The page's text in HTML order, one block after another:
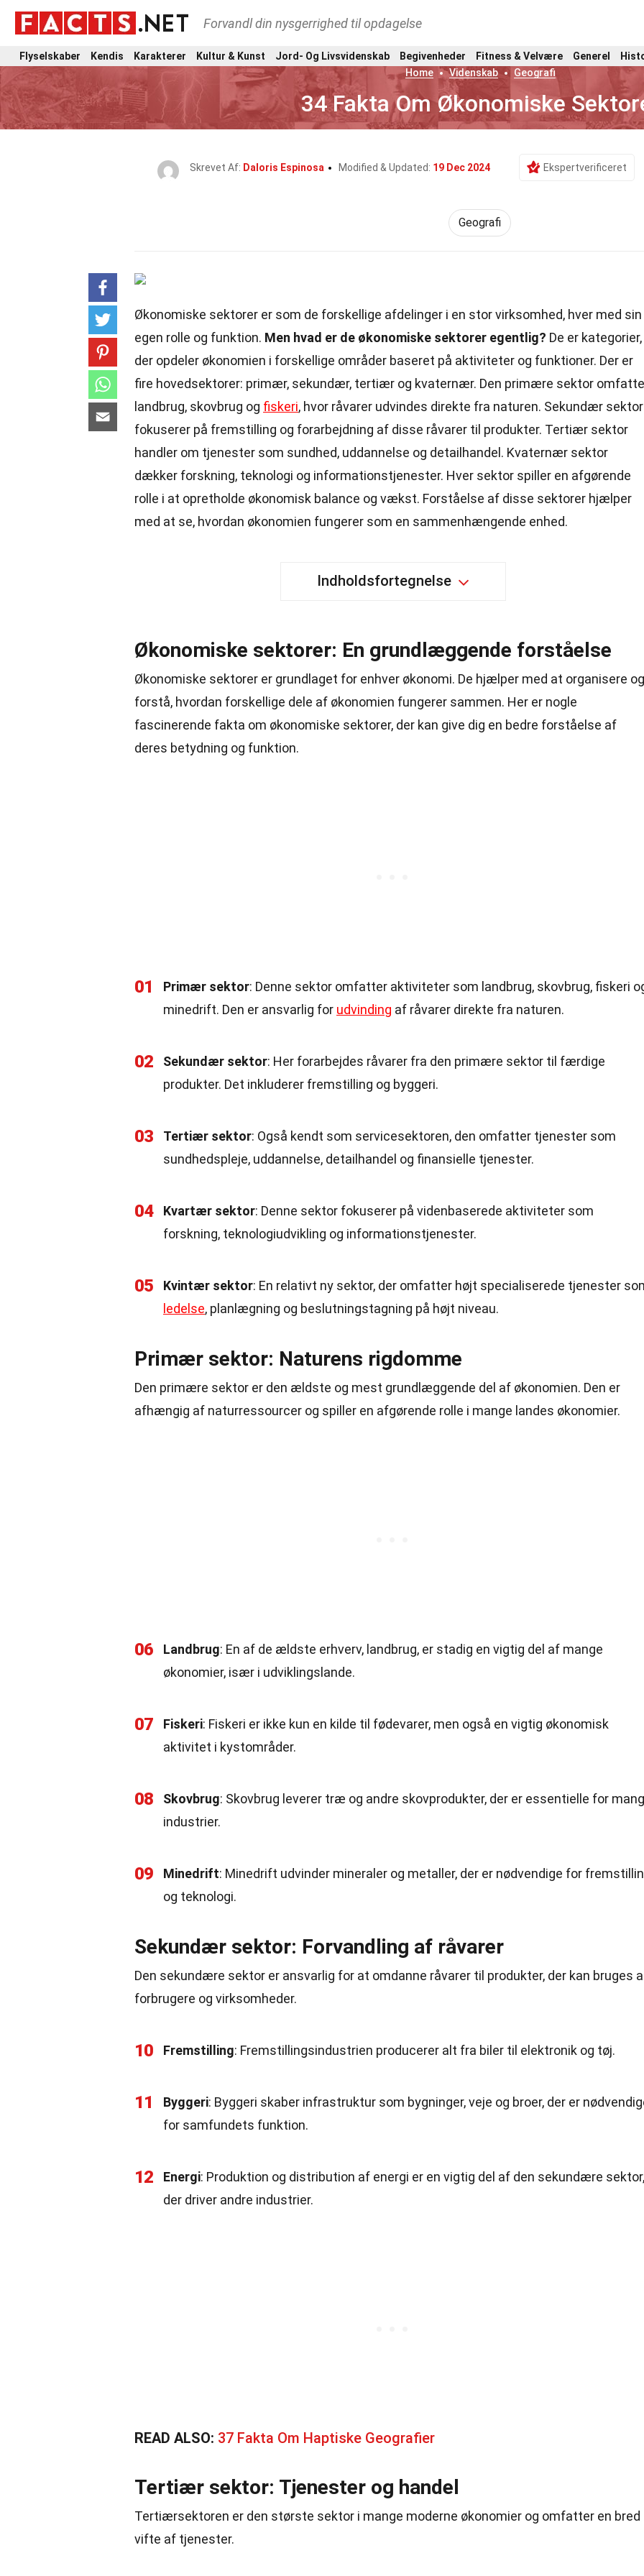
Forvandl din nysgerrighed til opdagelse
Flyselskaber Kendis Karakterer Kultur & Kunst Jord- Og Livsvidenskab Begivenheder Fitness & Velvære Generel
Home
Videnskab Geografi
34 Fakta Om Økonomiske
Skrevet Af: Daloris Espinosa Modified & Updated: 19 Dec 2024 Ekspertverificeret
Geografi
Økonomiske sektorer er som de forskellige afdelinger i en stor virksomhed, hver med sin
egen rolle og funktion. Men hvad er de økonomiske sektorer egentlig? De er kategorier,
der opdeler økonomien i forskellige områder baseret på aktiviteter og funktioner. Der er
fire hovedsektorer: primær, sekundær, tertiær og kvaternær. Den primære sektor
landbrug, skovbrug og fiskeri, hvor råvarer udvindes direkte fra naturen. Sekundær sektor
fokuserer på fremstilling og forarbejdning af disse råvarer til produkter. Tertiær sektor
handler om tjenester som sundhed, uddannelse og detailhandel. Kvaternær sektor
dækker forskning, teknologi og informationstjenester. Hver sektor spiller en afgørende
rolle i at opretholde økonomisk balance og vækst. Forståelse af disse sektorer hjælper
med at se, hvordan økonomien fungerer som en sammenhængende enhed.
Indholdsfortegnelse
Økonomiske sektorer: En grundlæggende forståelse
Økonomiske sektorer er grundlaget for enhver økonomi. De hjælper med at organisere og
forstå, hvordan forskellige dele af økonomien fungerer sammen. Her er nogle
fascinerende fakta om økonomiske sektorer, der kan give dig en bedre forståelse af
deres betydning og funktion.
01 Primær sektor: Denne sektor omfatter aktiviteter som landbrug, skovbrug, fiskeri
minedrift. Den er ansvarlig for udvinding af råvarer direkte fra naturen.
02 Sekundær sektor: Her forarbejdes råvarer fra den primære sektor til færdige
produkter. Det inkluderer fremstilling og byggeri.
03 Tertiær sektor: Også kendt som servicesektoren, den omfatter tjenester som
sundhedspleje, uddannelse, detailhandel og finansielle tjenester.
04 Kvartær sektor: Denne sektor fokuserer på videnbaserede aktiviteter som
forskning, teknologiudvikling og informationstjenester.
05 Kvintær sektor: En relativt ny sektor, der omfatter højt specialiserede tjenester
ledelse, planlægning og beslutningstagning på højt niveau.
Primær sektor: Naturens rigdomme
Den primære sektor er den ældste og mest grundlæggende del af økonomien. Den er
afhængig af naturressourcer og spiller en afgørende rolle i mange landes økonomier.
06 Landbrug: En af de ældste erhverv, landbrug, er stadig en vigtig del af mange
økonomier, især i udviklingslande.
07 Fiskeri: Fiskeri er ikke kun en kilde til fødevarer, men også en vigtig økonomisk
aktivitet i kystområder.
08 Skovbrug: Skovbrug leverer træ og andre skovprodukter, der er essentielle for
industrier.
09 Minedrift: Minedrift udvinder mineraler og metaller, der er nødvendige for
og teknologi.
Sekundær sektor: Forvandling af råvarer
Den sekundære sektor er ansvarlig for at omdanne råvarer til produkter, der kan bruges
forbrugere og virksomheder.
10 Fremstilling: Fremstillingsindustrien producerer alt fra biler til elektronik og tøj.
11 Byggeri: Byggeri skaber infrastruktur som bygninger, veje og broer, der er
for samfundets funktion.
12 Energi: Produktion og distribution af energi er en vigtig del af den sekundære sektor,
der driver andre industrier.
READ ALSO: 37 Fakta Om Haptiske Geografier
Tertiær sektor: Tjenester og handel
Tertiærsektoren er den største sektor i mange moderne økonomier og omfatter en bred
vifte af tjenester.